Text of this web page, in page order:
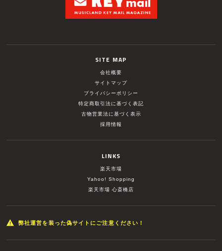
SITE MAP
会社概要
サイトマップ
プライバシーポリシー
特定商取引法に基づく表記
古物営業法に基づく表示
採用情報
LINKS
楽天市場
Yahoo! Shopping
楽天市場 心斎橋店
弊社運営を装った偽サイトにご注意ください！